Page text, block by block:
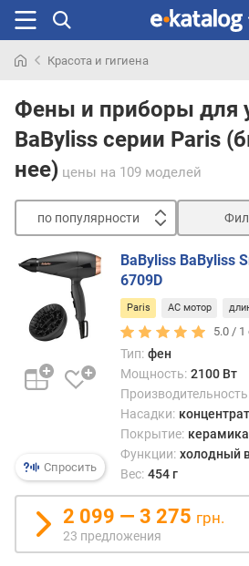
раньше
Красота и гигиена
Фены и приборы для
BaByliss серии Paris
нее) цены на 109 моделей
по популярности
п
п
о
у
л
о
с
т
и
о
Спросить
BaByliss BaByliss
6709D
Paris AC мотор
5.0 / 1
Тип: фен
Мощность: 2100 Вт
Насадки:
Покрытие: керамика
Функции: холодный
Вес: 454 г
2 099 — 3 275 грн.
23 предложения